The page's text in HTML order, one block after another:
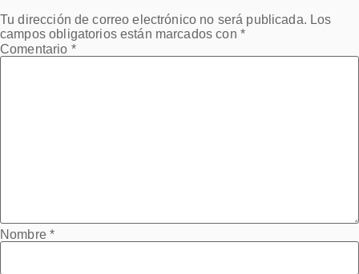
Tu dirección de correo electrónico no será publicada. Los
campos obligatorios están marcados con *
Comentario *
Nombre*